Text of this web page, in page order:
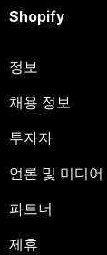
Shopify
정보
채용 정보
투자자
언론 및 미디어
파트너
제휴